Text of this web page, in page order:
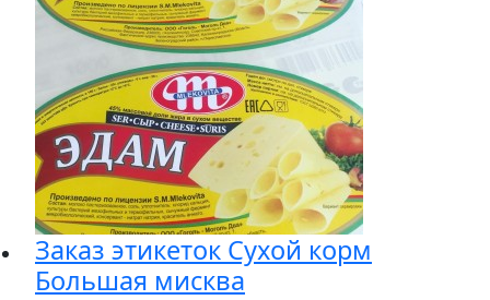
Заказ этикеток Сухой корм
Большая мисква